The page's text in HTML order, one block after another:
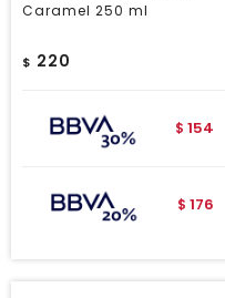
Caramel 250 ml
$ 220
$ 154
$ 176